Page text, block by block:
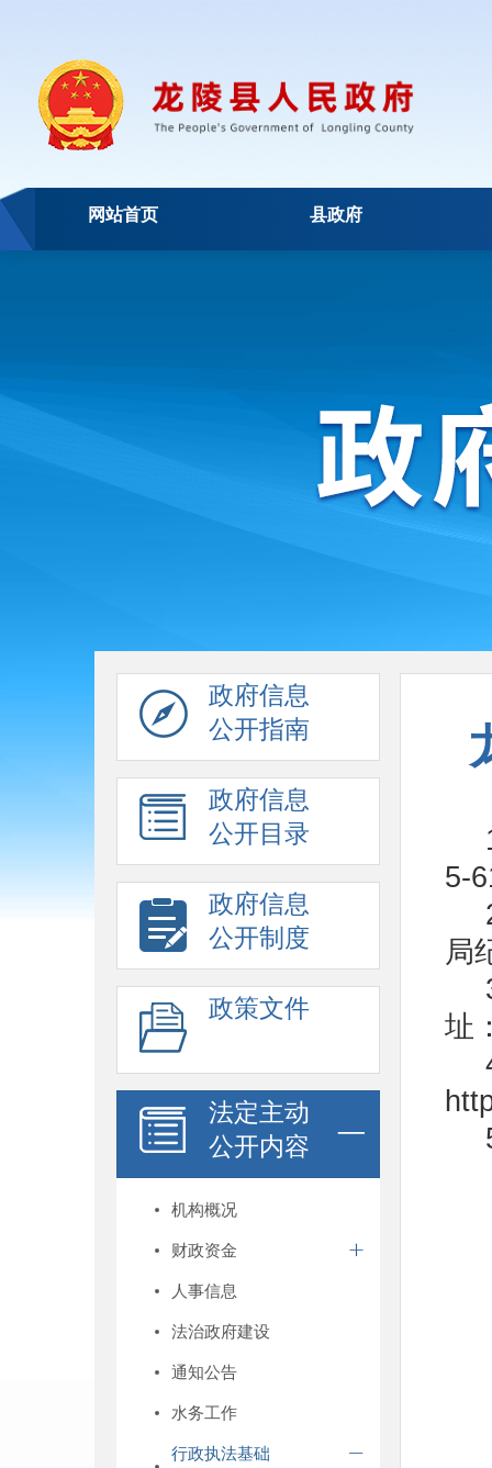
网站首页 县政府
政府信息
公开指南
政府信息
公开目录
政府信息
公开制度
政策文件
法定主动
公开内容
机构概况
财政资金
人事信息
法治政府建设
通知公告
水务工作
行政执法基础
5-
局
址